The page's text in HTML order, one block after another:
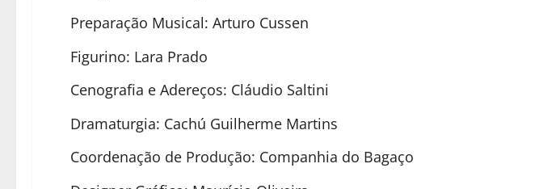
Preparação Musical: Arturo Cussen
Figurino: Lara Prado
Cenografia e Adereços: Cláudio Saltini
Dramaturgia: Cachú Guilherme Martins
Coordenação de Produção: Companhia do Bagaço